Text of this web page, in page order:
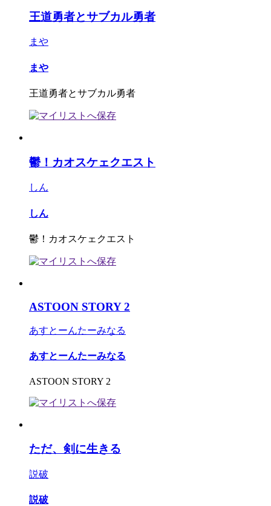
王道勇者とサブカル勇者
まや
まや
王道勇者とサブカル勇者
鬱！カオスケェクエスト
しん
しん
鬱！カオスケェクエスト
ASTOON STORY 2
あすとーんたーみなる
あすとーんたーみなる
ASTOON STORY 2
ただ、剣に生きる
説破
説破